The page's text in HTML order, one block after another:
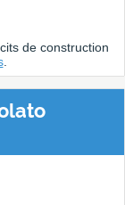
de construction
.